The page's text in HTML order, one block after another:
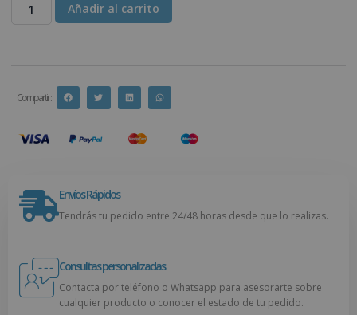
Añadir al carrito
Compartir :
Envíos Rápidos
Tendrás tu pedido entre 24/48 horas desde que lo realizas.
Consultas personalizadas
Contacta por teléfono o Whatsapp para asesorarte sobre
cualquier producto o conocer el estado de tu pedido.